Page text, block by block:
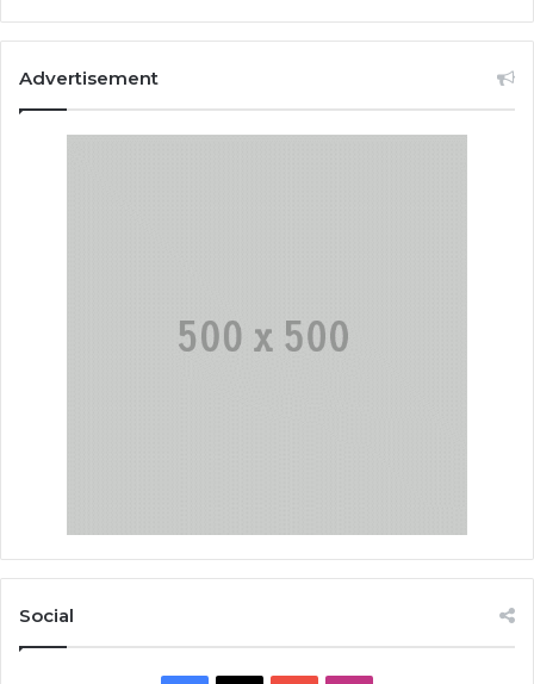
Advertisement
Social